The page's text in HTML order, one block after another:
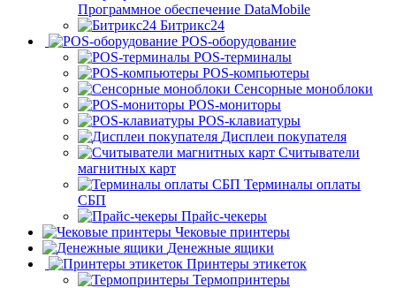
Программное обеспечение DataMobile
Битрикс24
POS-оборудование
POS-терминалы
POS-компьютеры
Сенсорные моноблоки
POS-мониторы
POS-клавиатуры
Дисплеи покупателя
Считыватели
магнитных карт
Терминалы оплаты
СБП
Прайс-чекеры
Чековые принтеры
Денежные ящики
Принтеры этикеток
Термопринтеры